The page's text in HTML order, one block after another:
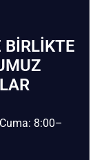
BIRLIKTE
8:00–